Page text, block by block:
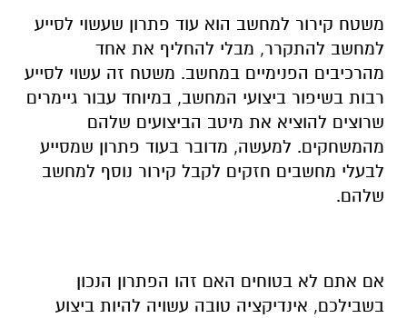
משטח קירור למחשב הוא עוד פתרון שעשוי לסייע
למחשב להתקרר, מבלי להחליף את אחד
מהרכיבים הפנימיים במחשב. משטח זה עשוי לסייע
רבות בשיפור ביצועי המחשב, במיוחד עבור גיימרים
שרוצים להוציא את מיטב הביצועים שלהם
מהמשחקים. למעשה, מדובר בעוד פתרון שמסייע
לבעלי מחשבים חזקים לקבל קירור נוסף למחשב
שלהם.
אם אתם לא בטוחים האם זהו הפתרון הנכון
בשבילכם, אינדיקציה טובה עשויה להיות ביצוע